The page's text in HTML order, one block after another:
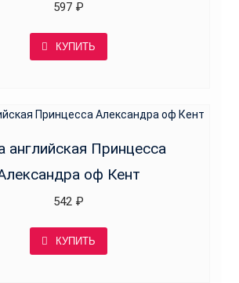
597 ₽
КУПИТЬ
английская Принцесса
оф Кент
542 ₽
КУПИТЬ